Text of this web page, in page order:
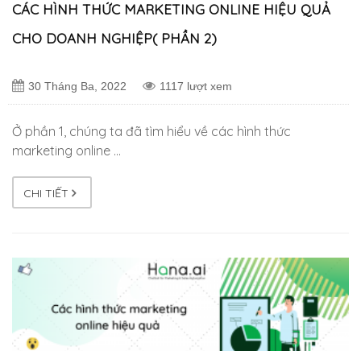
CÁC HÌNH THỨC MARKETING ONLINE HIỆU QUẢ
CHO DOANH NGHIỆP( PHẦN 2)
30 Tháng Ba, 2022 1117 lượt xem
Ở phần 1, chúng ta đã tìm hiểu về các hình thức
marketing online …
CHI TIẾT